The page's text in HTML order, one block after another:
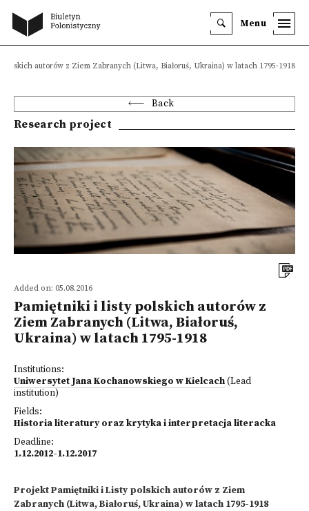
Menu
polskich autorów z Ziem Zabranych (Litwa, Białoruś, Ukraina) w latach 1795-1918
Back
Research project
Added on: 05.08.2016
Pamiętniki i listy polskich autorów z
Ziem Zabranych (Litwa, Białoruś,
Ukraina) w latach 1795-1918
Institutions:
Uniwersytet Jana Kochanowskiego w Kielcach(Lead
institution)
Fields:
Historia literatury oraz krytyka i interpretacja literacka
Deadline:
1.12.2012-1.12.2017
Projekt Pamiętniki i Listy polskich autorów z Ziem
Zabranych (Litwa, Białoruś, Ukraina) w latach 1795-1918